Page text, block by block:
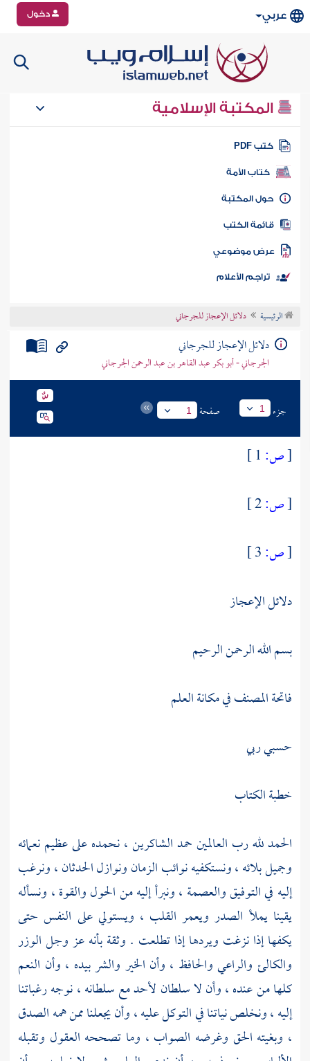
عربي دخول
المكتبة الإسلامية
كتب PDF
كتاب الأمة
المكتبة
الكتب
موضوعي
تراجم الأعلام
الرئيسية دلائل الإعجاز للجرجاني
دلائل الإعجاز للجرجاني
الجرجاني - أبو بكر عبد القاهر بن عبد الرحمن الجرجاني
جزء 1 صفحة 1
[ص:
[ص:
[ص:
دلائل الإعجاز
بسم الله الرحمن الرحيم
فاتحة المصنف في مكانة العلم
حسبي ربي
خطبة الكتاب
الحمد لله رب العالمين حمد الشاكرين ، نحمده على عظيم نعمائه
وجميل بلائه ، ونستكفيه نوائب الزمان ونوازل الحدثان ، ونرغب
إليه في التوفيق والعصمة ، ونبرأ إليه من الحول والقوة ، ونسأله
يقينا يملأ الصدر ويعمر القلب ، ويستولي على النفس حتى
يكفها إذا نزغت ويردها إذا تطلعت . وثقة بأنه عز وجل الوزر
والكالئ والراعي والحافظ ، وأن الخير والشر بيده ، وأن النعم
كلها من عنده ، وأن لا سلطان لأحد مع سلطانه ، نوجه رغباتنا
إليه ، ونخلص نياتنا في التوكل عليه ، وأن يجعلنا ممن همه الصدق
، وبغيته الحق وغرضه الصواب ، وما تصححه العقول وتقبله